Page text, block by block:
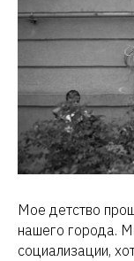
Мое детство
нашего города.
социализации,